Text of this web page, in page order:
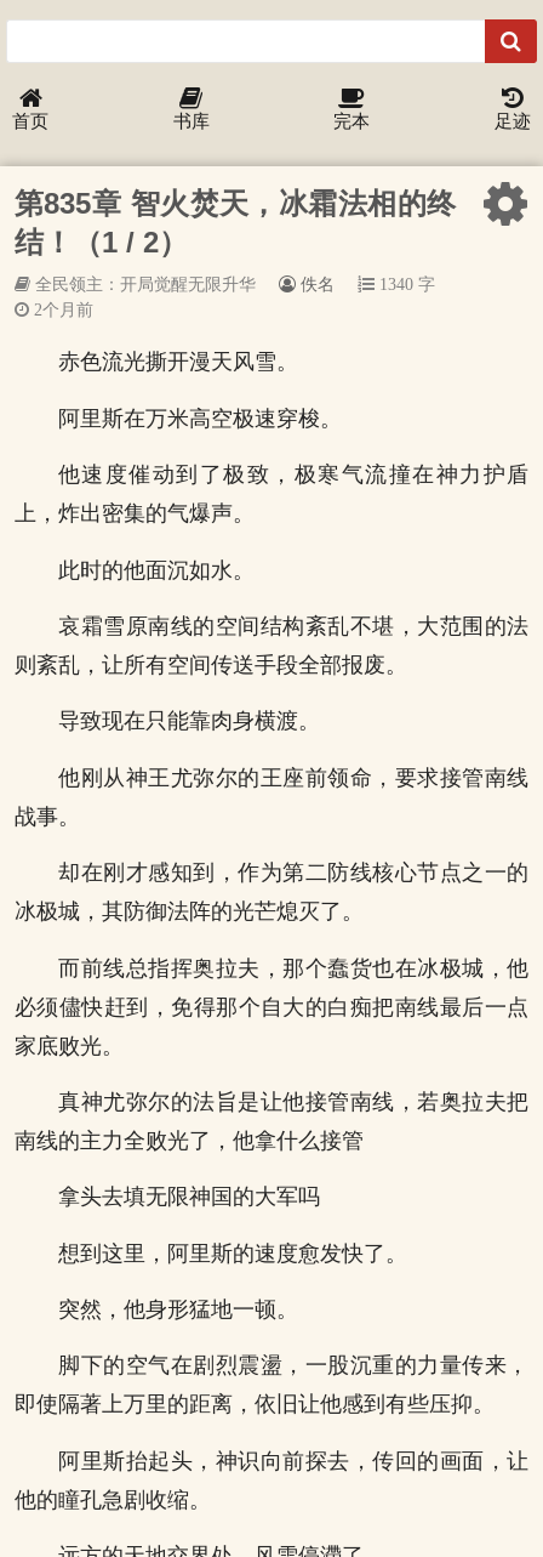
首页 书库 完本 足迹
第835章 智火焚天，冰霜法相的终
结！（1 / 2）
全民领主：开局觉醒无限升华 佚名
1340 字
2个月前
赤色流光撕开漫天风雪。
阿里斯在万米高空极速穿梭。
他速度催动到了极致，极寒气流撞在神力护盾
上，炸出密集的气爆声。
此时的他面沉如水。
哀霜雪原南线的空间结构紊乱不堪，大范围的法
则紊乱，让所有空间传送手段全部报废。
导致现在只能靠肉身横渡。
他刚从神王尤弥尔的王座前领命，要求接管南线
战事。
却在刚才感知到，作为第二防线核心节点之一的
冰极城，其防御法阵的光芒熄灭了。
而前线总指挥奥拉夫，那个蠢货也在冰极城，他
必须儘快赶到，免得那个自大的白痴把南线最后一点
家底败光。
真神尤弥尔的法旨是让他接管南线，若奥拉夫把
南线的主力全败光了，他拿什么接管
拿头去填无限神国的大军吗
想到这里，阿里斯的速度愈发快了。
突然，他身形猛地一顿。
脚下的空气在剧烈震盪，一股沉重的力量传来，
即使隔著上万里的距离，依旧让他感到有些压抑。
阿里斯抬起头，神识向前探去，传回的画面，让
他的瞳孔急剧收缩。